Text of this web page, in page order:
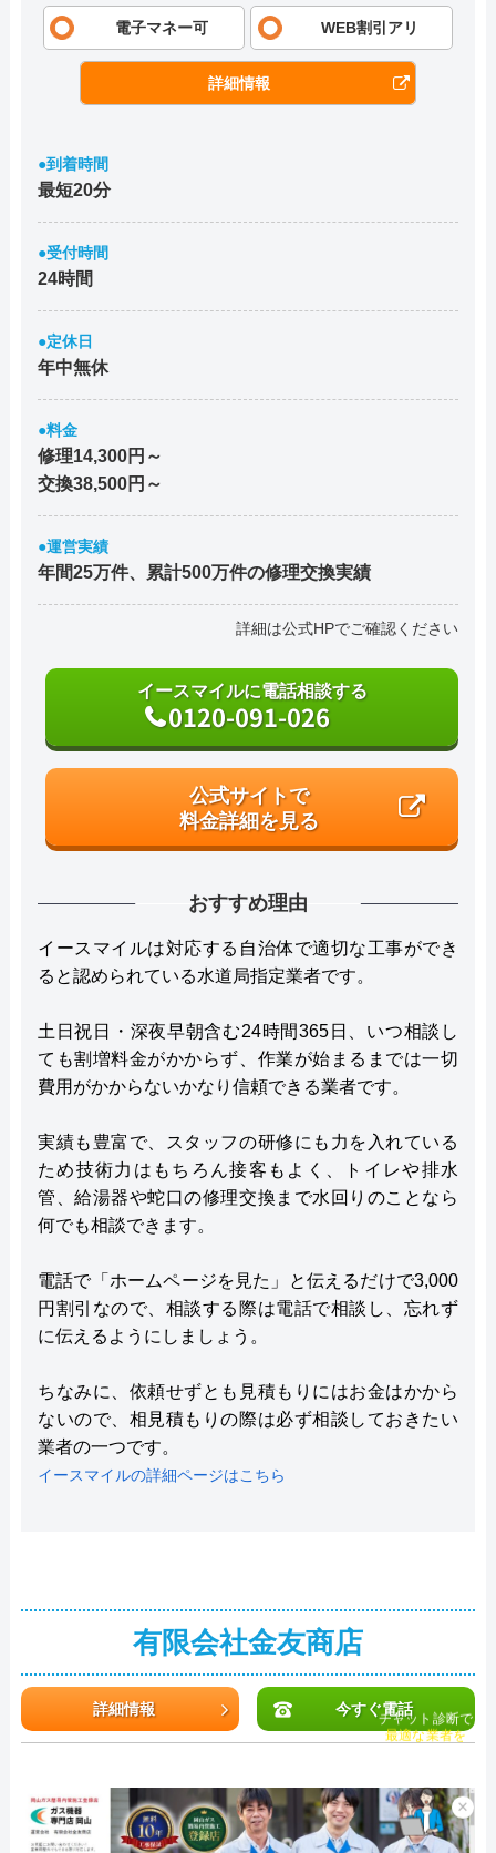
電子マネー可 WEB割引アリ
詳細情報
●到着時間
最短20分
●受付時間
24時間
●定休日
年中無休
●料金
修理14,300円～
交換38,500円～
●運営実績
年間25万件、累計500万件の修理交換実績
詳細は公式HPでご確認ください
イースマイルに電話相談する
0120-091-026
公式サイトで
料金詳細を見る
おすすめ理由
イースマイルは対応する自治体で適切な工事ができ
ると認められている水道局指定業者です。
土日祝日・深夜早朝含む24時間365日、いつ相談し
ても割増料金がかからず、作業が始まるまでは一切
費用がかからないかなり信頼できる業者です。
実績も豊富で、スタッフの研修にも力を入れている
ため技術力はもちろん接客もよく、トイレや排水
管、給湯器や蛇口の修理交換まで水回りのことなら
何でも相談できます。
電話で「ホームページを見た」と伝えるだけで3,000
円割引なので、相談する際は電話で相談し、忘れず
に伝えるようにしましょう。
ちなみに、依頼せずとも見積もりにはお金はかから
ないので、相見積もりの際は必ず相談しておきたい
業者の一つです。
イースマイルの詳細ページはこちら
有限会社金友商店
詳細情報 今すぐ電話
×
チャット診断で
最適な業者を